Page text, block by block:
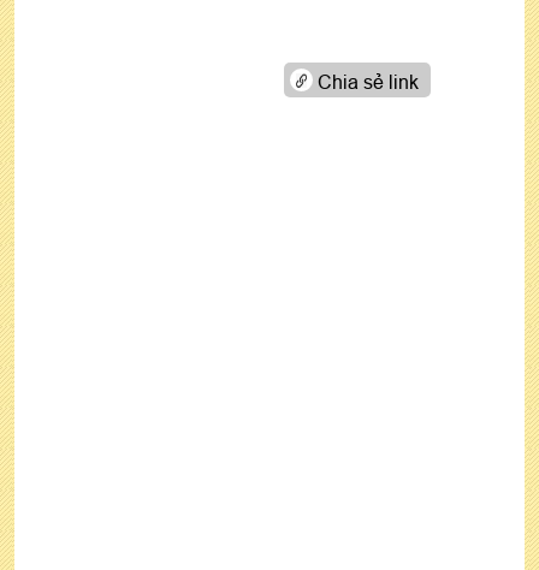
Chia sẻ link